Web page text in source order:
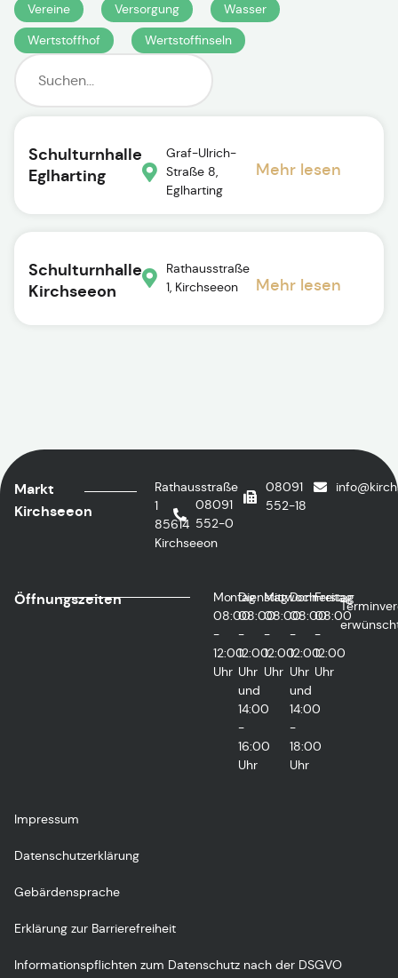
Vereine
Versorgung
Wasser
Wertstoffhof
Wertstoffinseln
Schulturnhalle
Eglharting
Graf-Ulrich-
Straße 8,
Eglharting
Mehr lesen
Schulturnhalle
Kirchseeon
Rathausstraße
1, Kirchseeon
Mehr lesen
Markt
Kirchseeon
Rathausstraße
1
85614
Kirchseeon
08091
552-0
08091
552-18
Öffnungszeiten
Montag
08:00
-
12:00
Uhr
Dienstag
08:00
-
12:00
Uhr
und
14:00
-
16:00
Uhr
Mittwoch
08:00
-
12:00
Uhr
Donnerstag
08:00
-
12:00
Uhr
und
14:00
-
18:00
Uhr
Freitag
08:00
-
12:00
Uhr
Impressum
Datenschutzerklärung
Gebärdensprache
Erklärung zur Barrierefreiheit
Informationspflichten zum Datenschutz nach der DSGVO